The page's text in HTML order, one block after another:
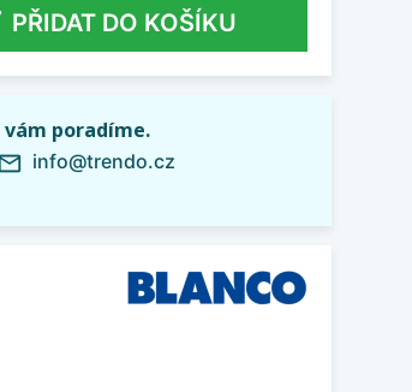
PŘIDAT DO KOŠÍKU
vám poradíme.
info@trendo.cz